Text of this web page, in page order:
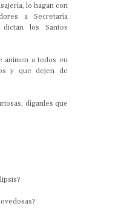
lo hagan con
a Secretaría
los Santos
animen a todos en
y que dejen de
díganles que